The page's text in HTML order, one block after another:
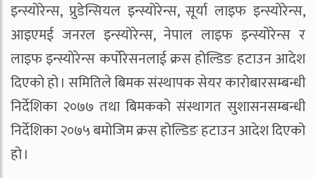
इन्स्योरेन्स, प्रुडेन्सियल इन्स्योरेन्स, सूर्या लाइफ इन्स्योरेन्स,
आइएमई जनरल इन्स्योरेन्स, नेपाल लाइफ इन्स्योरेन्स र
लाइफ इन्स्योरेन्स कर्पोरेसनलाई क्रस होल्डिङ हटाउन आदेश
दिएको हो । समितिले बिमक संस्थापक सेयर कारोबारसम्बन्धी
निर्देशिका २०७७ तथा बिमकको संस्थागत सुशासनसम्बन्धी
निर्देशिका २०७५ बमोजिम क्रस होल्डिङ हटाउन आदेश दिएको
हो ।